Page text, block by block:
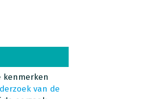
kenmerken
van de